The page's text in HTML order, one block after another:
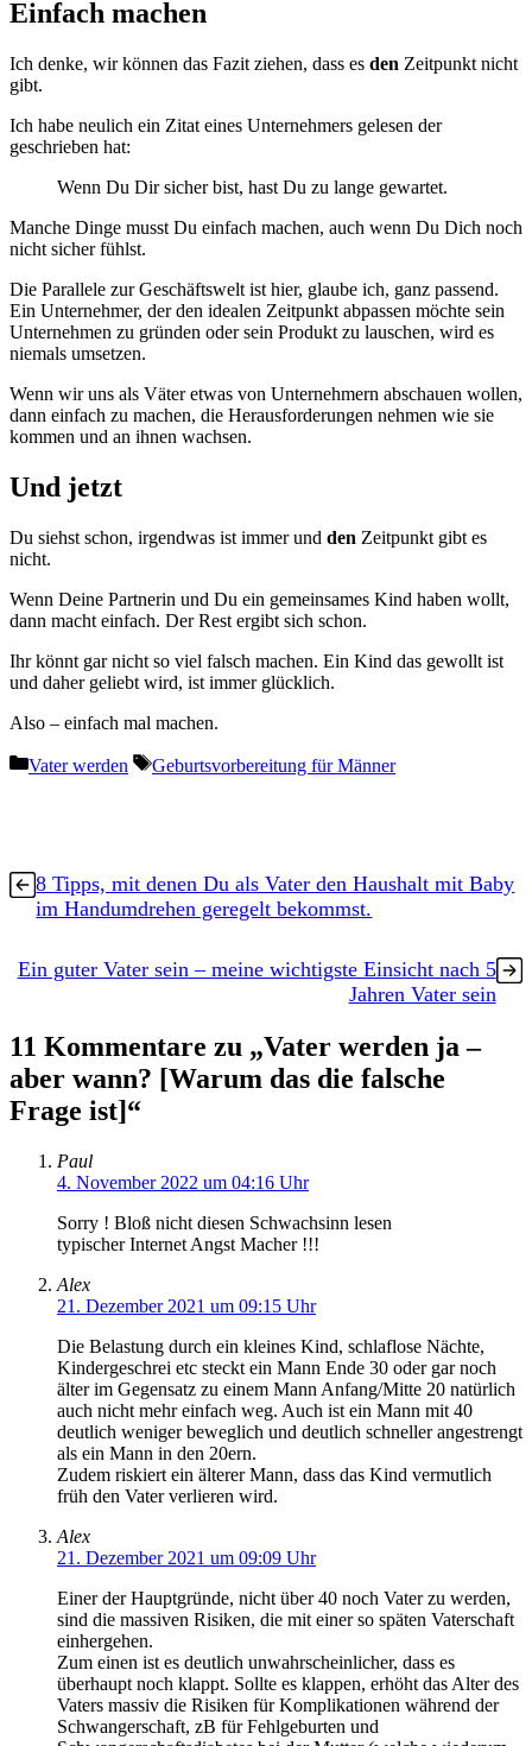
Einfach machen
Ich denke, wir können das Fazit ziehen, dass es den Zeitpunkt nicht
gibt.
Ich habe neulich ein Zitat eines Unternehmers gelesen der
geschrieben hat:
Wenn Du Dir sicher bist, hast Du zu lange gewartet.
Manche Dinge musst Du einfach machen, auch wenn Du Dich noch
nicht sicher fühlst.
Die Parallele zur Geschäftswelt ist hier, glaube ich, ganz passend.
Ein Unternehmer, der den idealen Zeitpunkt abpassen möchte sein
Unternehmen zu gründen oder sein Produkt zu lauschen, wird es
niemals umsetzen.
Wenn wir uns als Väter etwas von Unternehmern abschauen wollen,
dann einfach zu machen, die Herausforderungen nehmen wie sie
kommen und an ihnen wachsen.
Und jetzt
Du siehst schon, irgendwas ist immer und den Zeitpunkt gibt es
nicht.
Wenn Deine Partnerin und Du ein gemeinsames Kind haben wollt,
dann macht einfach. Der Rest ergibt sich schon.
Ihr könnt gar nicht so viel falsch machen. Ein Kind das gewollt ist
und daher geliebt wird, ist immer glücklich.
Also – einfach mal machen.
Kategorien
Vater werden Schlagwörter
Geburtsvorbereitung für Männer
8 Tipps, mit denen Du als Vater den Haushalt mit Baby
im Handumdrehen geregelt bekommst.
Ein guter Vater sein – meine wichtigste Einsicht nach 5
Jahren Vater sein
11 Kommentare zu „Vater werden ja –
aber wann? [Warum das die falsche
Frage ist]“
Paul
4. November 2022 um 04:16 Uhr
Sorry ! Bloß nicht diesen Schwachsinn lesen
typischer Internet Angst Macher !!!
Alex
21. Dezember 2021 um 09:15 Uhr
Die Belastung durch ein kleines Kind, schlaflose Nächte,
Kindergeschrei etc steckt ein Mann Ende 30 oder gar noch
älter im Gegensatz zu einem Mann Anfang/Mitte 20 natürlich
auch nicht mehr einfach weg. Auch ist ein Mann mit 40
deutlich weniger beweglich und deutlich schneller angestrengt
als ein Mann in den 20ern.
Zudem riskiert ein älterer Mann, dass das Kind vermutlich
früh den Vater verlieren wird.
Alex
21. Dezember 2021 um 09:09 Uhr
Einer der Hauptgründe, nicht über 40 noch Vater zu werden,
sind die massiven Risiken, die mit einer so späten Vaterschaft
einhergehen.
Zum einen ist es deutlich unwahrscheinlicher, dass es
überhaupt noch klappt. Sollte es klappen, erhöht das Alter des
Vaters massiv die Risiken für Komplikationen während der
Schwangerschaft, zB für Fehlgeburten und